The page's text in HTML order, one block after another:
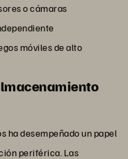
o cámaras
móviles de alto
ha desempeñado un papel
periférica. Las